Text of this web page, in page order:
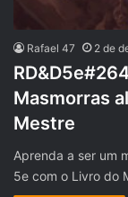
Rafael 47 2 de
Masmorras
Mestre
Aprenda a ser um
5e com o Livro do